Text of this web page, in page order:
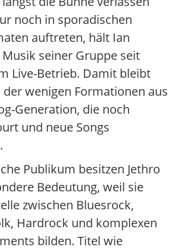
noch in sporadischen
auftreten, hält Ian
seiner Gruppe seit
Live-Betrieb. Damit bleibt
der wenigen Formationen aus
Generation, die noch
und neue Songs
Publikum besitzen Jethro
Bedeutung, weil sie
zwischen Bluesrock,
Hardrock und komplexen
bilden. Titel wie